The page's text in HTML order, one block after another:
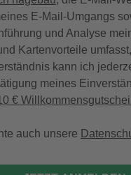
E-Mail-Umgangs
und Analyse
Kartenvorteile
kann ich
meines
€
auch unsere